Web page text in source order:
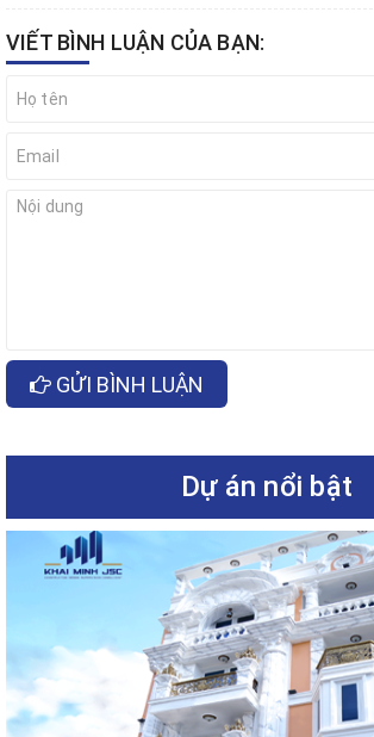
VIẾT BÌNH LUẬN CỦA BẠN:
GỬI BÌNH LUẬN
Dự án nổi bật